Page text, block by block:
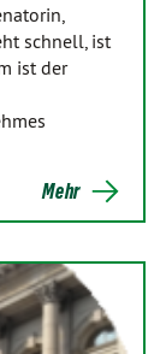
schnell, ist
ist der
Mehr